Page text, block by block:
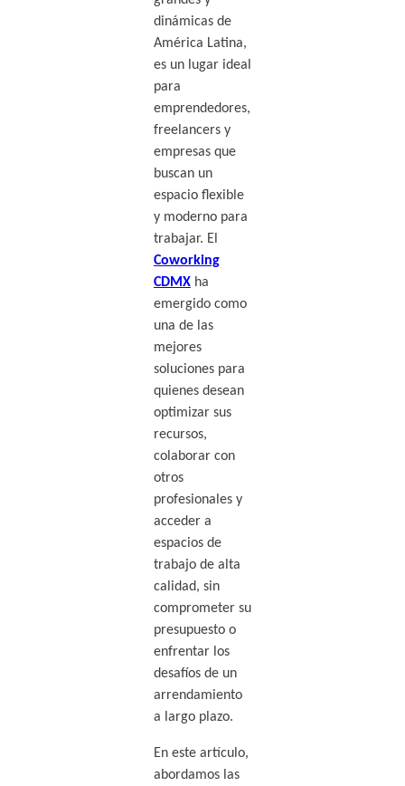
dinámicas de
América Latina,
es un lugar ideal
para
emprendedores,
freelancers y
empresas que
buscan un
espacio flexible
y moderno para
trabajar. El
Coworking
CDMXha
emergido como
una de las
mejores
soluciones para
quienes desean
optimizar sus
recursos,
colaborar con
otros
profesionales y
acceder a
espacios de
trabajo de alta
calidad, sin
comprometer su
presupuesto o
enfrentar los
desafíos de un
arrendamiento
a largo plazo.
En este artículo,
abordamos las